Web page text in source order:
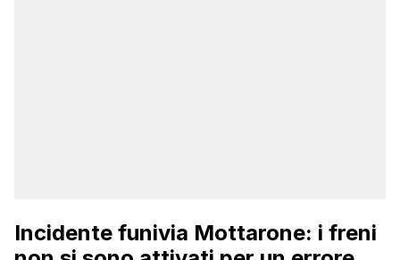
Incidente funivia Mottarone: i freni